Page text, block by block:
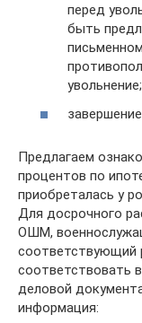
перед
быть
увольнение;
Предлагаем
процентов по
приобреталась у
Для досрочного
ОШМ,
соответствующий
соответствовать
деловой
информация: